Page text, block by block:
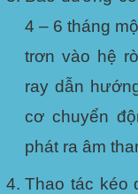
4 – 6 tháng
trơn vào hệ
ray dẫn
cơ chuyển
phát ra âm
Thao tác kéo